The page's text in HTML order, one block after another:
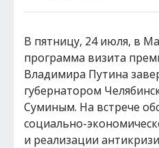
В пятницу, 24 июля, в
программа визита
Владимира Путина
губернатором
Суминым. На встрече
социально-
и реализации